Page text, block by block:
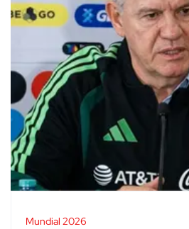
Mundial 2026